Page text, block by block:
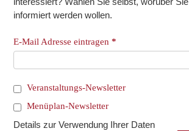
informiert werden wollen.
E-Mail Adresse eintragen*
Veranstaltungs-Newsletter
Menüplan-Newsletter
Details zur Verwendung Ihrer Daten